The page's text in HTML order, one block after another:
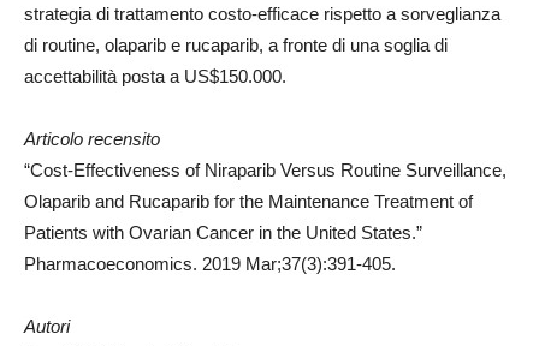
strategia di trattamento costo-efficace rispetto a sorveglianza
di routine, olaparib e rucaparib, a fronte di una soglia di
accettabilità posta a US$150.000.
Articolo recensito
“Cost-Effectiveness of Niraparib Versus Routine Surveillance,
Olaparib and Rucaparib for the Maintenance Treatment of
Patients with Ovarian Cancer in the United States.”
Pharmacoeconomics. 2019 Mar;37(3):391-405.
Autori